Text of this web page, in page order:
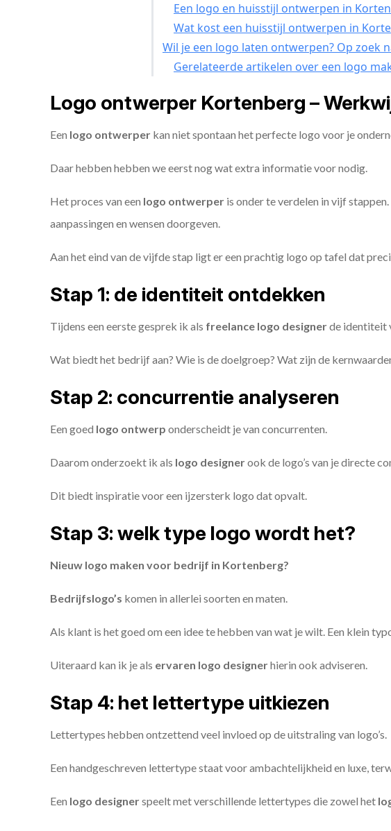
Een logo en huisstijl ontwerpen in
Wat kost een huisstijl ontwerpen in
Wil je een logo laten ontwerpen? Op
Gerelateerde artikelen over een logo
Logo ontwerper Kortenberg –
Een logo ontwerper kan niet spontaan het perfecte logo voor je
Daar hebben hebben we eerst nog wat extra informatie voor nodig.
Het proces van een logo ontwerper is onder te verdelen in vijf
aanpassingen en wensen doorgeven.
Aan het eind van de vijfde stap ligt er een prachtig logo op tafel dat
Stap 1: de identiteit ontdekken
Tijdens een eerste gesprek ik als freelance logo designerde identiteit
Wat biedt het bedrijf aan? Wie is de doelgroep? Wat zijn de
Stap 2: concurrentie analyseren
Een goed logo ontwerp onderscheidt je van concurrenten.
Daarom onderzoekt ik als logo designerook de logo’s van je directe
Dit biedt inspiratie voor een ijzersterk logo dat opvalt.
Stap 3: welk type logo wordt het?
Nieuw logo maken voor bedrijf in Kortenberg?
Bedrijfslogo’s komen in allerlei soorten en maten.
Als klant is het goed om een idee te hebben van wat je wilt. Een klein
Uiteraard kan ik je als ervaren logo designerhierin ook adviseren.
Stap 4: het lettertype uitkiezen
Lettertypes hebben ontzettend veel invloed op de uitstraling van logo’s.
Een handgeschreven lettertype staat voor ambachtelijkheid en luxe,
Een logo designerspeelt met verschillende lettertypes die zowel het